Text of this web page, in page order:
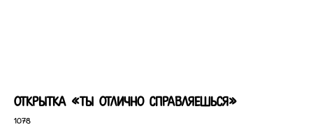
открытка «Ты отлично справляешься»
1078